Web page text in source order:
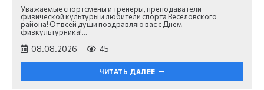
Уважаемые спортсмены и тренеры, преподаватели
физической культуры и любители спорта Веселовского
района! От всей души поздравляю вас с Днем
физкультурника!…
08.08.2026 45
ЧИТАТЬ ДАЛЕЕ